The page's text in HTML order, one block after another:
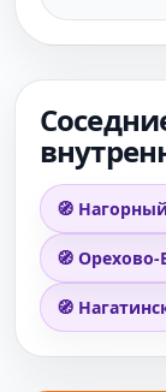
🧭
🧭
🧭